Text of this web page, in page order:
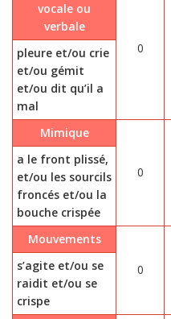
vocale ou
verbale
0
pleure et/ou crie
et/ou gémit
et/ou dit qu’il a
mal
Mimique
0
a le front plissé,
et/ou les sourcils
froncés et/ou la
bouche crispée
Mouvements
0
s’agite et/ou se
raidit et/ou se
crispe